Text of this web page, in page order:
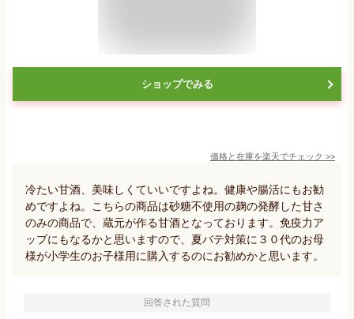
ショップでみる
価格と在庫を楽天でチェック >>
冷たい甘酒、美味しくていいですよね。健康や腸活にもお勧
めですよね。こちらの商品は砂糖不使用の麹の発酵した甘さ
のみの商品で、蔵元が作る甘酒となっております。免疫力ア
ップにもなるかと思いますので、夏バテ対策に３０代のお母
様が小学生のお子様用に購入するのにお勧めかと思います。
回答された質問